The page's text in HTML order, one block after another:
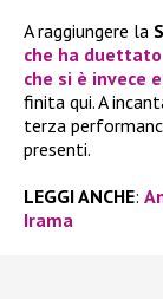
A raggiungere la
che ha
che si è invece
finita qui. A
terza
presenti.
LEGGI ANCHE:
Irama